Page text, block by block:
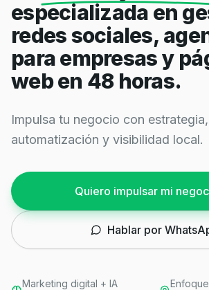
especializada en
redes sociales,
para empresas y
web en 48 horas.
Impulsa tu negocio con estrategia,
automatización y visibilidad local.
Quiero impulsar mi
Hablar por
Marketing digital + IA